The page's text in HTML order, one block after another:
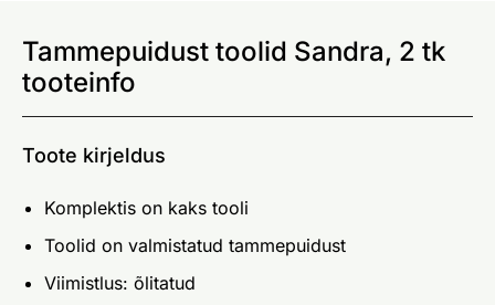
Tammepuidust toolid Sandra, 2 tk
tooteinfo
Toote kirjeldus
Komplektis on kaks tooli
Toolid on valmistatud tammepuidust
Viimistlus: õlitatud